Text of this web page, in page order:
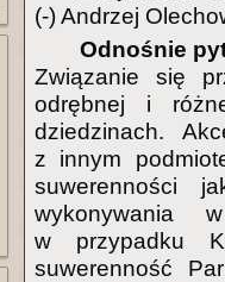
(-) Andrzej
Odnośnie
Związanie się
odrębnej i
dziedzinach.
z innym
suwerenności
wykonywania
w przypadku
suwerenność